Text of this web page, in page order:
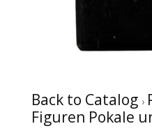
Back to Catalog
Figuren Pokale